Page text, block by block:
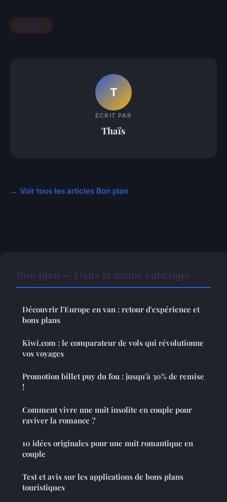
Bon plan
T
ECRIT PAR
Thaïs
← Voir tous les articles Bon plan
Découvrir l'Europe en van : retour d'expérience et
bons plans
Kiwi.com : le comparateur de vols qui révolutionne
vos voyages
Promotion billet puy du fou : jusqu'à 30% de remise
!
Comment vivre une nuit insolite en couple pour
raviver la romance ?
10 idées originales pour une nuit romantique en
couple
Test et avis sur les applications de bons plans
touristiques